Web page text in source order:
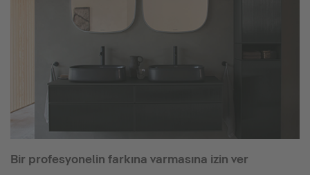
Bir profesyonelin farkına varmasına izin ver